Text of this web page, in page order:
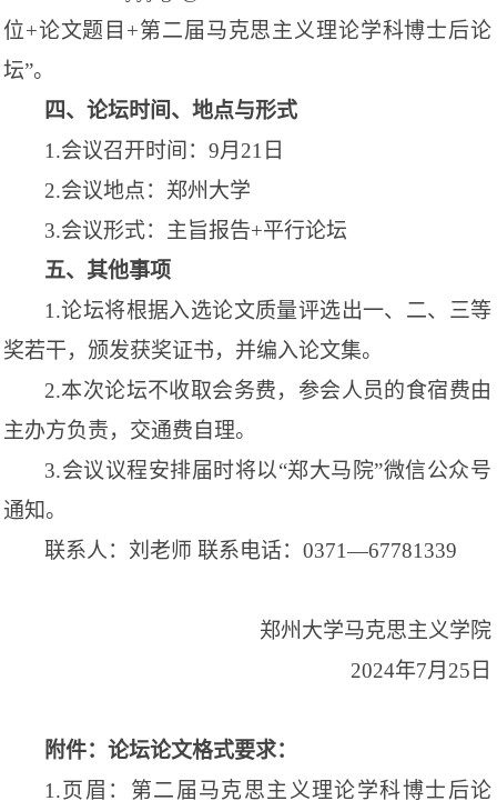
位+论文题目 +第二届马克思主义理论学科博士后论
坛”。
四、论坛时间、地点与形式
1.会议召开时间： 9月 21 日
2.会议地点：郑州大学
3.会议形式：主旨报告+平行论坛
五、其他事项
1.论坛将根据入选论文质量评选出一、二、三等
奖若干，颁发获奖证书，并编入论文集。
2.本次论坛不收取会务费，参会人员的食宿费由
主办方负责，交通费自理。
3.会议议程安排届时将以“郑大马院”微信公众号
通知。
联系人：刘老师 联系电话： 0371—67781339
郑州大学马克思主义学院
2024年7月 25 日
附件：论坛论文格式要求：
1. 页眉：第二届马克思主义理论学科博士后论